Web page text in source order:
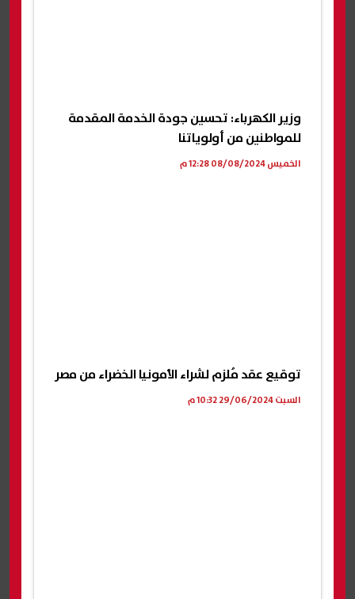
وزير الكهرباء: تحسين جودة الخدمة المقدمة
للمواطنين من أولوياتنا
الخميس 08/08/2024 12:28 م
توقيع عقد مُلزم لشراء الأمونيا الخضراء من مصر
السبت 29/06/2024 10:32 م